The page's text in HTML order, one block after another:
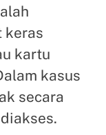
keras
kartu
kasus
secara